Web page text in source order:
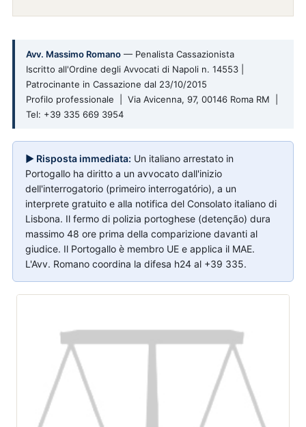
Avv. Massimo Romano — Penalista Cassazionista
Iscritto all'Ordine degli Avvocati di Napoli n. 14553 |
Patrocinante in Cassazione dal 23/10/2015
Profilo professionale | Via Avicenna, 97, 00146 Roma RM |
Tel: +39 335 669 3954
▶ Risposta immediata: Un italiano arrestato in
Portogallo ha diritto a un avvocato dall'inizio
dell'interrogatorio (primeiro interrogatório), a un
interprete gratuito e alla notifica del Consolato italiano di
Lisbona. Il fermo di polizia portoghese (detenção) dura
massimo 48 ore prima della comparizione davanti al
giudice. Il Portogallo è membro UE e applica il MAE.
L'Avv. Romano coordina la difesa h24 al +39 335.